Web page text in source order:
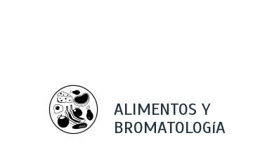
ALIMENTOS Y
BROMATOLOGíA